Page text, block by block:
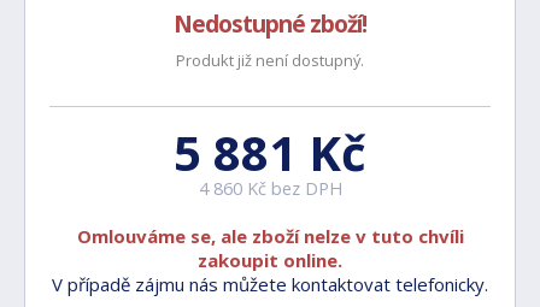
Nedostupné zboží!
Produkt již není dostupný.
5 881 Kč
4 860 Kč bez DPH
Omlouváme se, ale zboží nelze v tuto chvíli
zakoupit online.
V případě zájmu nás můžete kontaktovat telefonicky.